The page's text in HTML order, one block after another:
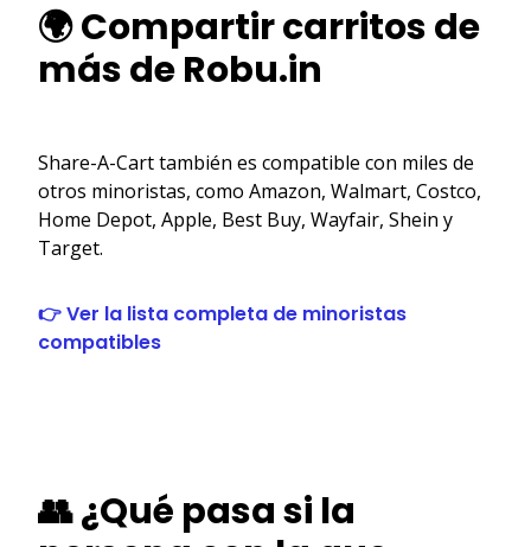
🌍 Compartir carritos de
más de Robu.in
Share-A-Cart también es compatible con miles de
otros minoristas, como Amazon, Walmart, Costco,
Home Depot, Apple, Best Buy, Wayfair, Shein y
Target.
👉 Ver la lista completa de minoristas
compatibles
👥 ¿Qué pasa si la